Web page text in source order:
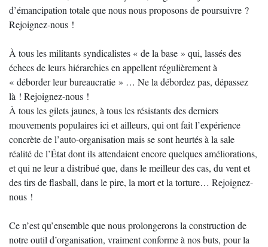
d’émancipation totale que nous nous proposons de poursuivre ?
Rejoignez-nous !
À tous les militants syndicalistes « de la base » qui, lassés des
échecs de leurs hiérarchies en appellent régulièrement à
« déborder leur bureaucratie » … Ne la débordez pas, dépassez
là ! Rejoignez-nous !
À tous les gilets jaunes, à tous les résistants des derniers
mouvements populaires ici et ailleurs, qui ont fait l’expérience
concrète de l’auto-organisation mais se sont heurtés à la sale
réalité de l’État dont ils attendaient encore quelques améliorations,
et qui ne leur a distribué que, dans le meilleur des cas, du vent et
des tirs de flasball, dans le pire, la mort et la torture… Rejoignez-
nous !
Ce n’est qu’ensemble que nous prolongerons la construction de
notre outil d’organisation, vraiment conforme à nos buts, pour la